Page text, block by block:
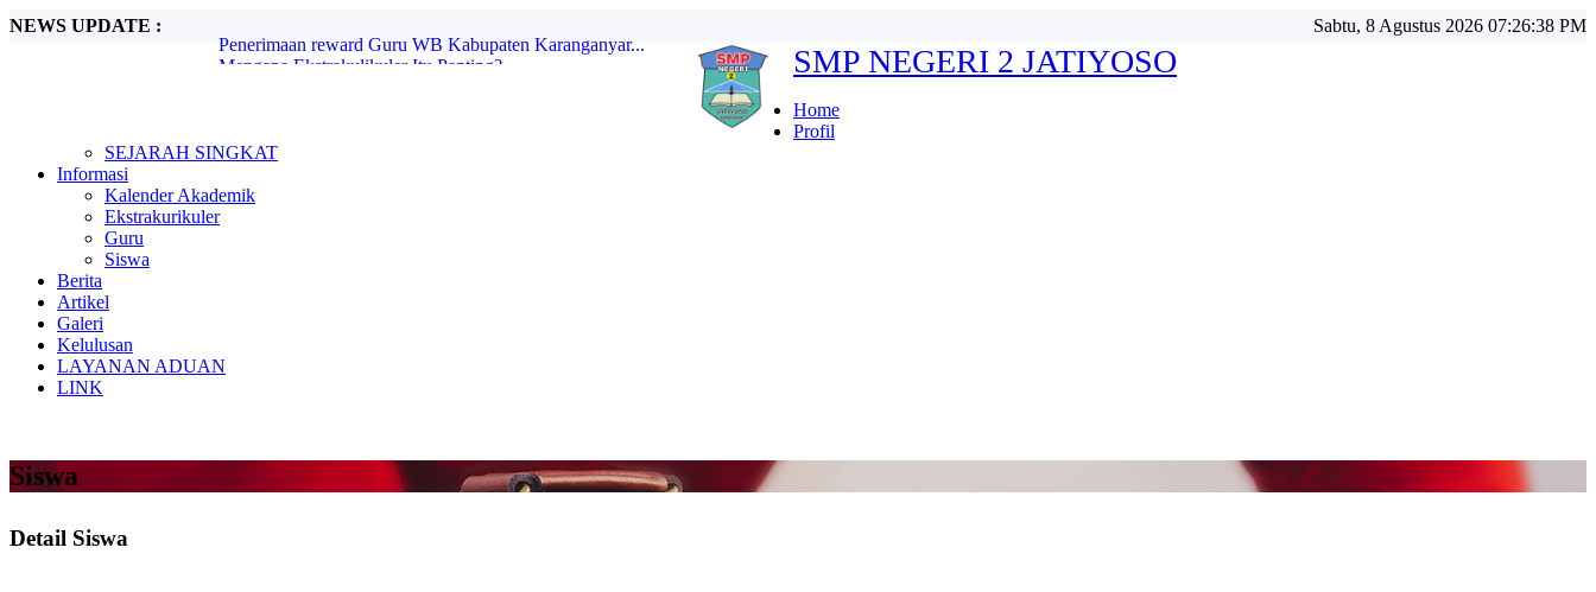
NEWS UPDATE :
Mengapa Ekstrakulikuler Itu Penting?...
Mengenal Sejarah G30S PKI...
Tugas Libur Corona...
Beasiswa SMA di Singapura untuk Pelajar Indonesia FULL...
E-Learning dan Manfaatnya Pada Pendidikan...
Sabtu, 8 Agustus 2026 07:26:40 PM
SMP NEGERI 2 JATIYOSO
Home
Profil
SEJARAH SINGKAT
Informasi
Kalender Akademik
Ekstrakurikuler
Guru
Siswa
Berita
Artikel
Galeri
Kelulusan
LAYANAN ADUAN
LINK
Siswa
Detail Siswa